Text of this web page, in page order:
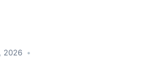
2026 •